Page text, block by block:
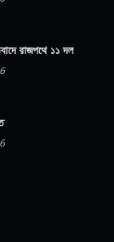
রাজপথে ১১ দল